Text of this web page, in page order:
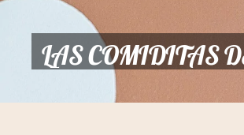
LAS COMIDITAS